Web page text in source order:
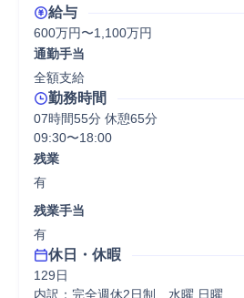
給与
600万円〜1,100万円
通勤手当
全額支給
勤務時間
07時間55分 休憩65分
09:30〜18:00
残業
有
残業手当
有
休日・休暇
129日
内訳：完全週休2日制、水曜 日曜